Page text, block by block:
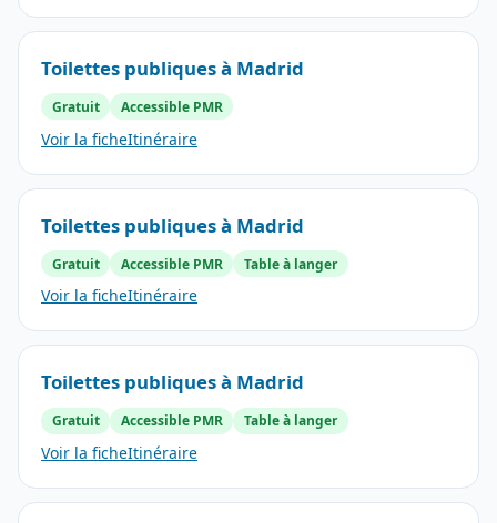
Toilettes publiques à Madrid
Gratuit Accessible PMR
Voir la ficheItinéraire
Toilettes publiques à Madrid
Gratuit Accessible PMR Table à langer
Voir la ficheItinéraire
Toilettes publiques à Madrid
Gratuit Accessible PMR Table à langer
Voir la ficheItinéraire